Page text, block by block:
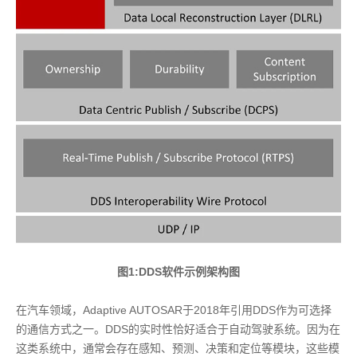
图1:DDS软件示例架构图
在汽车领域，Adaptive AUTOSAR于2018年引用DDS作为可选择
的通信方式之一。DDS的实时性恰好适合于自动驾驶系统。因为在
这类系统中，通常会存在感知、预测、决策和定位等模块，这些模